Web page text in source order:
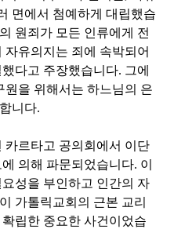
면에서 첨예하게 대립했습
원죄가 모든 인류에게 전
자유의지는 죄에 속박되어
다고 주장했습니다. 그에
원을 위해서는 하느님의 은
니다.
카르타고 공의회에서 이단
의해 파문되었습니다. 이
성을 부인하고 인간의 자
가톨릭교회의 근본 교리
립한 중요한 사건이었습